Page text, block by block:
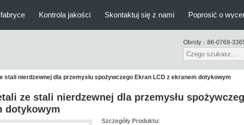
Kontrola jakości Skontaktuj się z nami Poprosić o
Obroty： 86-0769-
stali nierdzewnej dla przemysłu spożywczego Ekran LCD z ekranem dotykowym
ze stali nierdzewnej dla przemysłu
dotykowym
Szczegóły Produktu: